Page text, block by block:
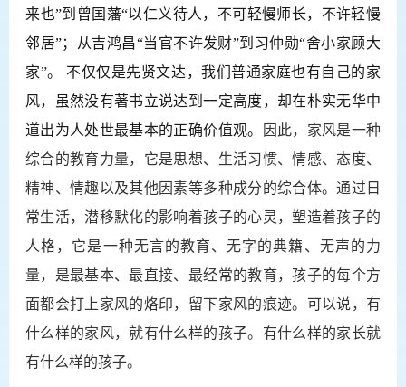
来也”到曾国藩“以仁义待人，不可轻慢师长，不许轻慢
邻居”；从吉鸿昌“当官不许发财”到习仲勋“舍小家顾大
家”。 不仅仅是先贤文达，我们普通家庭也有自己的家
风，虽然没有著书立说达到一定高度，却在朴实无华中
道出为人处世最基本的正确价值观。
因此，家风是一种
综合的教育力量，它是思想、生活习惯、情感、态度、
精神、情趣以及其他因素等多种成分的综合体。通过日
常生活，潜移默化的影响着孩子的心灵，塑造着孩子的
人格，它是一种无言的教育、无字的典籍、无声的力
量，是最基本、最直接、最经常的教育，孩子的每个方
面都会打上家风的烙印，留下家风的痕迹。可以说，有
什么样的家风，就有什么样的孩子。有什么样的家长就
有什么样的孩子。